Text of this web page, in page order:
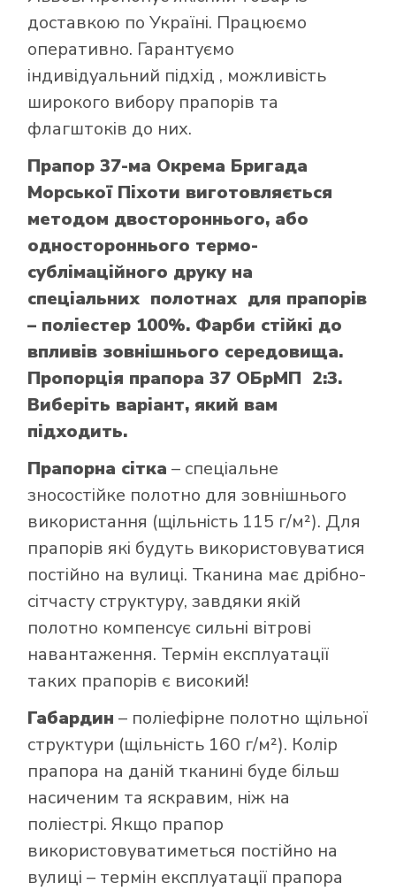
доставкою по Україні. Працюємо
оперативно. Гарантуємо
індивідуальний підхід , можливість
широкого вибору прапорів та
флагштоків до них.
Прапор 37-ма Окрема Бригада
Морської Піхоти виготовляється
методом двостороннього, або
одностороннього термо-
сублімаційного друку на
спеціальних полотнах для прапорів
– поліестер 100%. Фарби стійкі до
впливів зовнішнього середовища.
Пропорція прапора 37 ОБрМП 2:3.
Виберіть варіант, який вам
підходить.
Прапорна сітка – спеціальне
зносостійке полотно для зовнішнього
використання (щільність 115 г/м²). Для
прапорів які будуть використовуватися
постійно на вулиці. Тканина має дрібно-
сітчасту структуру, завдяки якій
полотно компенсує сильні вітрові
навантаження. Термін експлуатації
таких прапорів є високий!
Габардин – поліефірне полотно щільної
структури (щільність 160 г/м²). Колір
прапора на даній тканині буде більш
насиченим та яскравим, ніж на
поліестрі. Якщо прапор
використовуватиметься постійно на
вулиці – термін експлуатації прапора